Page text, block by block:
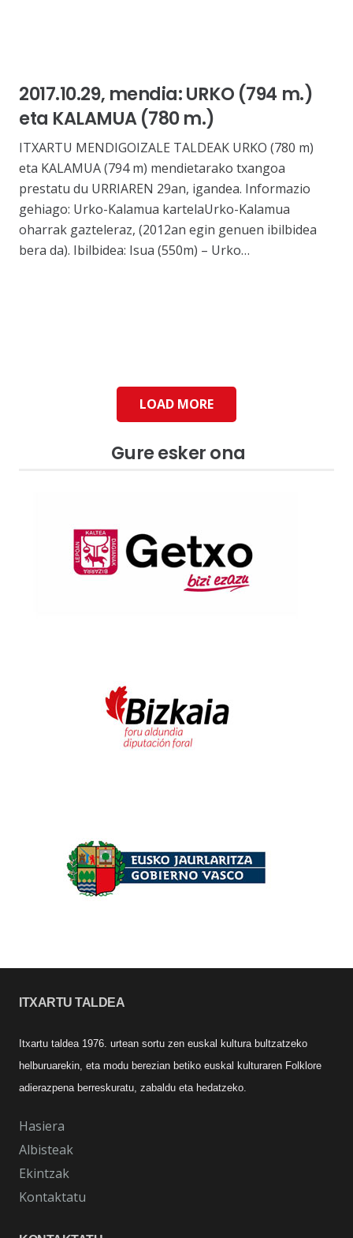
2017.10.29, mendia: URKO (794 m.)
eta KALAMUA (780 m.)
ITXARTU MENDIGOIZALE TALDEAK URKO (780 m)
eta KALAMUA (794 m) mendietarako txangoa
prestatu du URRIAREN 29an, igandea. Informazio
gehiago: Urko-Kalamua kartelaUrko-Kalamua
oharrak gazteleraz, (2012an egin genuen ibilbidea
bera da). Ibilbidea: Isua (550m) – Urko…
LOAD MORE
Gure esker ona
ITXARTU TALDEA
Itxartu taldea 1976. urtean sortu zen euskal kultura bultzatzeko
helburuarekin, eta modu berezian betiko euskal kulturaren Folklore
adierazpena berreskuratu, zabaldu eta hedatzeko.
Hasiera
Albisteak
Ekintzak
Kontaktatu